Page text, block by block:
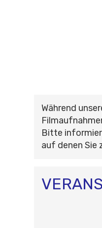
Während
Bitte
auf denen Sie